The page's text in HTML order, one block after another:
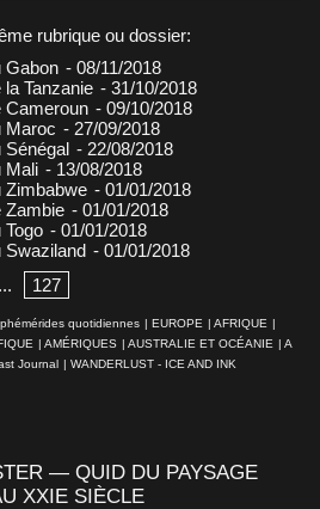
rubrique ou dossier:
Gabon - 08/11/2018
Tanzanie - 31/10/2018
Cameroun - 09/10/2018
Maroc - 27/09/2018
Sénégal - 22/08/2018
Mali - 13/08/2018
Zimbabwe - 01/01/2018
Zambie - 01/01/2018
- 01/01/2018
Swaziland - 01/01/2018
... 127
quotidiennes | EUROPE | AFRIQUE |
| AMÉRIQUES | AUSTRALIE ET OCÉANIE | A
Journal | WANDERLUST - ICE AND INK
— QUID DU PAYSAGE
XXIE SIÈCLE